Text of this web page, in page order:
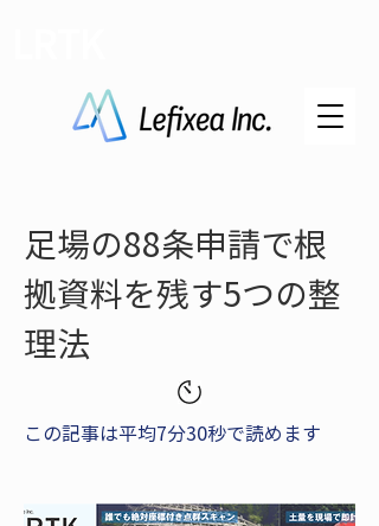
足場の88条申請で根
拠資料を残す5つの整
理法
この記事は平均7分30秒で読めます